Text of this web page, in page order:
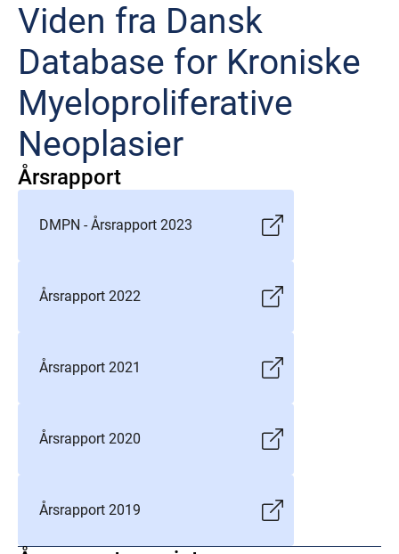
Viden fra Dansk
Database for Kroniske
Myeloproliferative
Neoplasier
Årsrapport
DMPN - Årsrapport 2023
Årsrapport 2022
Årsrapport 2021
Årsrapport 2020
Årsrapport 2019